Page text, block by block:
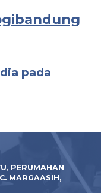
pada
PERUMAHAN
MARGAASIH,